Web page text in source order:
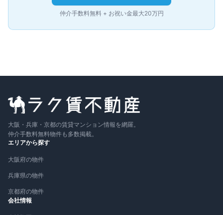
仲介手数料無料 + お祝い金最大20万円
大阪・兵庫・京都の賃貸マンション情報を網羅。
仲介手数料無料物件も多数掲載。
エリアから探す
大阪府の物件
兵庫県の物件
京都府の物件
会社情報